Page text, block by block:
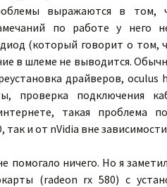
выражаются в том,
по работе у него
(который говорит о том,
в шлеме не выводится.
драйверов,
проверка подключения
такая проблема
так и от nVidia вне
помогало ничего. Но я
(radeon rx 580) с